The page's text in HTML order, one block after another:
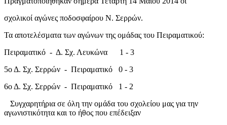
σχολικοί αγώνες ποδοσφαίρου Ν. Σερρών.
Τα αποτελέσματα των αγώνων της ομάδας του Πειραματικού:
Πειραματικό - Δ. Σχ. Λευκώνα 1 - 3
5ο Δ. Σχ. Σερρών - Πειραματικό 0 - 3
6ο Δ. Σχ. Σερρών - Πειραματικό 1 - 2
Συγχαρητήρια σε όλη την ομάδα του σχολείου μας για την
αγωνιστικότητα και το ήθος που επέδειξαν